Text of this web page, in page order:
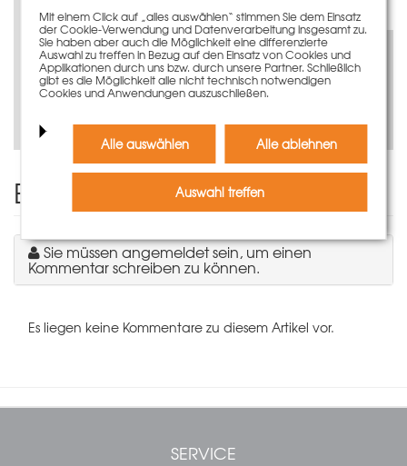
Beschreibung
Einen Kommentar schreiben
Sie müssen angemeldet sein, um einen
Kommentar schreiben zu können.
Es liegen keine Kommentare zu diesem Artikel vor.
SERVICE
Mit einem Click auf „alles auswählen“ stimmen Sie dem Einsatz
der Cookie-Verwendung und Datenverarbeitung insgesamt zu.
Sie haben aber auch die Möglichkeit eine differenzierte
Auswahl zu treffen in Bezug auf den Einsatz von Cookies und
Applikationen durch uns bzw. durch unsere Partner. Schließlich
gibt es die Möglichkeit alle nicht technisch notwendigen
Cookies und Anwendungen auszuschließen.
Alle auswählen Alle ablehnen
Auswahl treffen